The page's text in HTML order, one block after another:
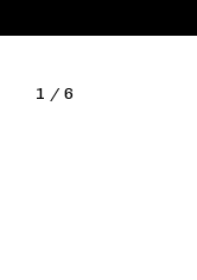
1 / 6